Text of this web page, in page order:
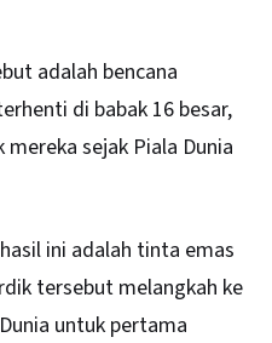
adalah bencana
di babak 16 besar,
sejak Piala Dunia
ini adalah tinta emas
tersebut melangkah ke
untuk pertama